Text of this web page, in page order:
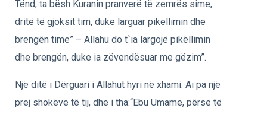
Tënd, ta bësh Kuranin pranverë të zemrës sime,
dritë të gjoksit tim, duke larguar pikëllimin dhe
brengën time” – Allahu do t`ia largojë pikëllimin
dhe brengën, duke ia zëvendësuar me gëzim”.
Një ditë i Dërguari i Allahut hyri në xhami. Ai pa një
prej shokëve të tij, dhe i tha:“Ebu Umame, përse të